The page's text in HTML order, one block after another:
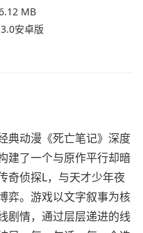
MB
安卓版
典动漫《死亡笔记》深度
建了一个与原作平行却暗
奇侦探L，与天才少年夜
弈。游戏以文字叙事为核
剧情，通过层层递进的线